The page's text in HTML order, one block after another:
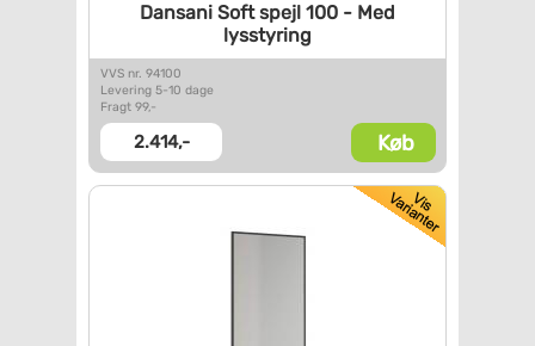
Dansani Soft spejl 100 - Med
lysstyring
VVS nr. 94100
Levering 5-10 dage
Fragt 99,-
2.414,- Køb